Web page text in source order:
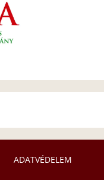
ADATVÉDELEM